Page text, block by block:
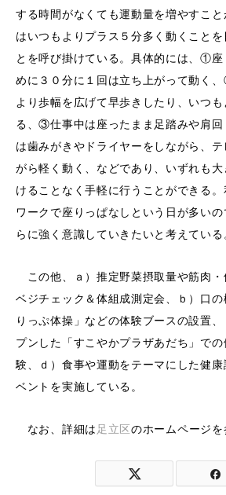
する時間がなくても運動量を増やすこ
はいつもよりプラス５分多く動くこと
とを呼び掛けている。具体的には、①座
めに３０分に１回は立ち上がって動く
より歩幅を広げて早歩きしたり、いつ
る、③仕事中は座ったまま足踏みや肩
は歯みがきやドライヤーをしながら、
がら軽く動く、などであり、いずれも
けることなく手軽に行うことができる
ワークで座りっぱなしという日が多い
らに強く意識していきたいと考えている
この他、ａ）推定野菜摂取量や筋肉・
ベジチェック＆体組成測定会、ｂ）口
りっぷ体操」などの体験ブースの設置
プンした「すこやかプラザあだち」で
験、ｄ）食事や運動をテーマにした健
ベントを実施している。
なお、詳細は足立区のホームページを